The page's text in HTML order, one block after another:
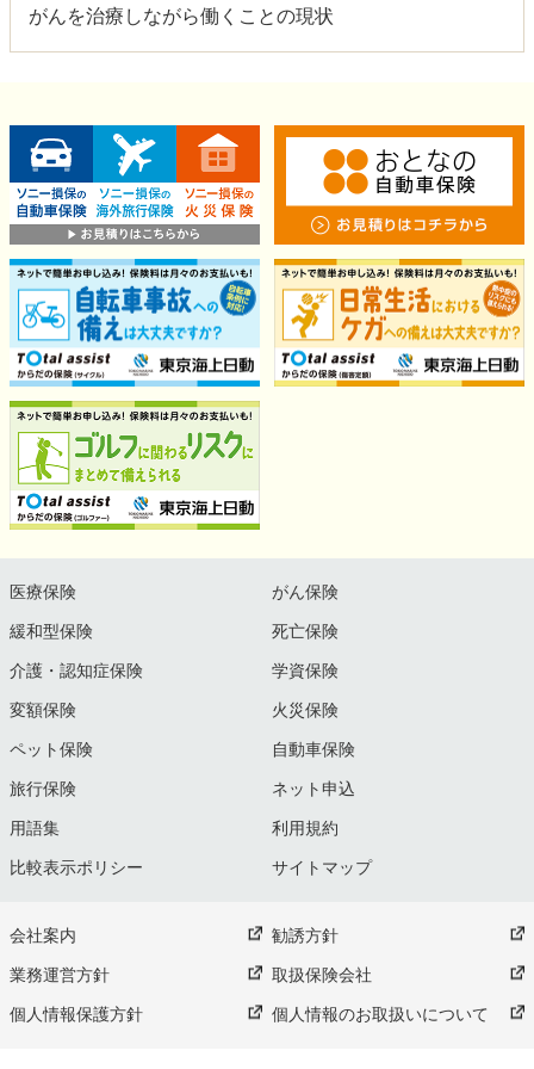
がんを治療しながら働くことの現状
医療保険 がん保険
緩和型保険 死亡保険
介護・認知症保険 学資保険
変額保険 火災保険
ペット保険 自動車保険
旅行保険 ネット申込
用語集 利用規約
比較表示ポリシー サイトマップ
会社案内 勧誘方針
業務運営方針 取扱保険会社
個人情報保護方針 個人情報のお取扱いについて